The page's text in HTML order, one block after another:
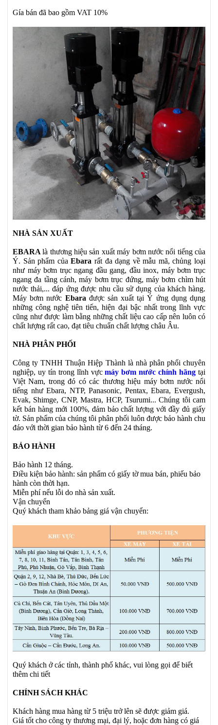
Gía bán đã bao gồm VAT 10%
NHÀ SẢN XUẤT
EBARAlà thương hiệu sản xuất máy bơm nước nổi tiếng của
Ý. Sản phẩm củaEbara rất đa dạng về mẫu mã, chủng loại
như máy bơm trục ngang đầu gang, đầu inox, máy bơm trục
ngang đa tầng cánh, máy bơm trục đứng, máy bơm chìm hút
nước thải,... đáp ứng được nhu cầu sử dụng của khách hàng.
Máy bơm nước Ebara được sản xuất tại Ý ứng dụng dụng
những công nghệ tiên tiến, hiện đại bậc nhất trong lĩnh vực
cũng như được làm bằng những chất liệu cao cấp nên luôn có
chất lượng rất cao, đạt tiêu chuẩn chất lượng châu Âu.
NHÀ PHÂN PHỐI
Công ty TNHH Thuận Hiệp Thành là nhà phân phối chuyên
nghiệp, uy tín trong lĩnh vựcmáy bơm nước chính hãng tại
Việt Nam, trong đó có các thương hiệu máy bơm nước nổi
tiếng như Ebara, NTP, Panasonic, Pentax, Ebara, Evergush,
Evak, Shimge, CNP, Mastra, HCP, Tsurumi... Chúng tôi cam
kết bán hàng mới 100%, đảm bảo chất lượng với đầy đủ giấy
tờ. Sản phẩm của chúng tôi phân phối luôn được bảo hành chu
đáo với thời gian bảo hành từ 6 đến 24 tháng.
BẢO HÀNH
Bảo hành 12 tháng.
Điều kiện bảo hành: sản phẩm có giấy tờ mua bán, phiếu bảo
hành còn thời hạn.
Miễn phí nếu lỗi do nhà sản xuất.
Vận chuyển
Quý khách tham khảo bảng giá vận chuyển:
Quý khách ở các tỉnh, thành phố khác, vui lòng gọi để biết
thêm chi tiết
CHÍNH SÁCH KHÁC
Khách hàng mua hàng từ 5 triệu trở lên sẽ được giảm giá.
Giá tốt cho công ty thương mại, đại lý, hoặc đơn hàng có giá